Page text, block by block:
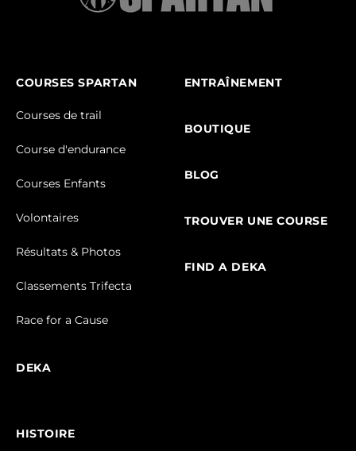
COURSES SPARTAN
Courses de trail
Course d'endurance
Courses Enfants
Volontaires
Résultats & Photos
Classements Trifecta
Race for a Cause
DEKA
ENTRAÎNEMENT
BOUTIQUE
BLOG
TROUVER UNE COURSE
FIND A DEKA
HISTOIRE